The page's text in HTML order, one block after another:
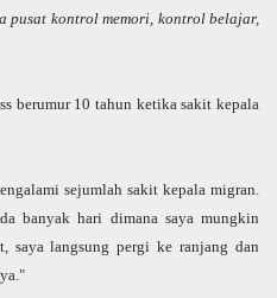
pusat kontrol memori, kontrol belajar,
berumur 10 tahun ketika sakit kepala
sejumlah sakit kepala migran.
banyak hari dimana saya mungkin
saya langsung pergi ke ranjang dan